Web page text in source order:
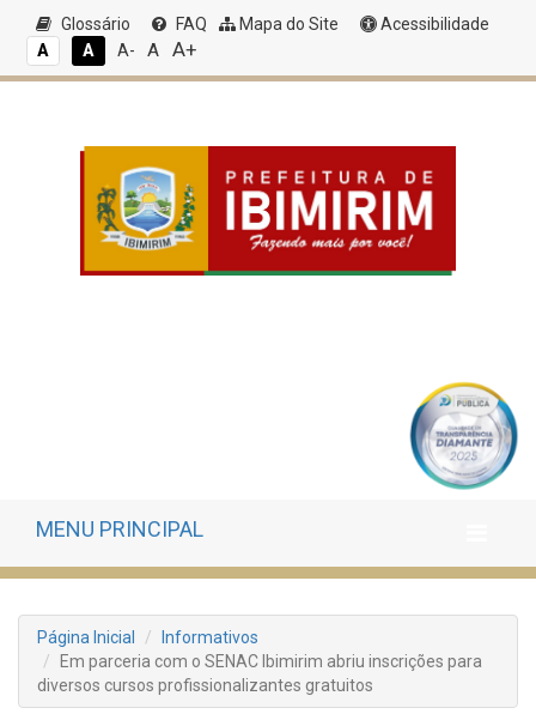
Glossário FAQ Mapa do Site
Acessibilidade
A
A A- A A+
MENU PRINCIPAL
Página Inicial
Informativos
Em parceria com o SENAC Ibimirim abriu inscrições para
diversos cursos profissionalizantes gratuitos